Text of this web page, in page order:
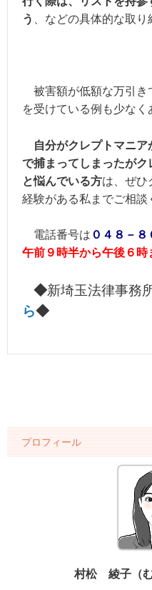
う
、などの具体的な取り
被害額が低額な万引き
を受けている例も少なく
自分がクレプトマニ
で捕まってしまったがク
と悩んでいる方は、ぜひ
経験がある私までご相談
電話番号は ０４８－８
午前９時半から午後６時
◆新埼玉法律事務
ら◆
プロフィール
村松 綾子（